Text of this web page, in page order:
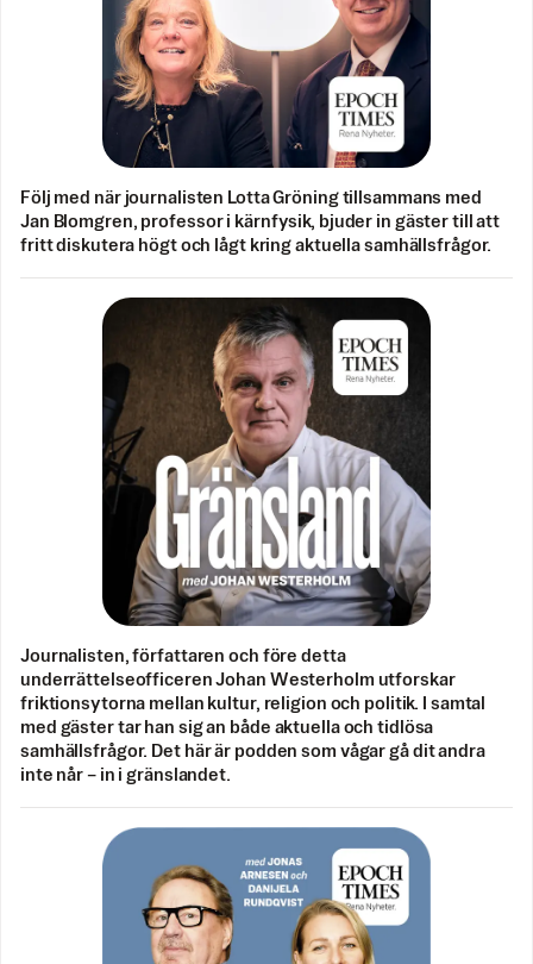
Följ med när journalisten Lotta Gröning tillsammans med
Jan Blomgren, professor i kärnfysik, bjuder in gäster till att
fritt diskutera högt och lågt kring aktuella samhällsfrågor.
Journalisten, författaren och före detta
underrättelseofficeren Johan Westerholm utforskar
friktionsytorna mellan kultur, religion och politik. I samtal
med gäster tar han sig an både aktuella och tidlösa
samhällsfrågor. Det här är podden som vågar gå dit andra
inte når – in i gränslandet.